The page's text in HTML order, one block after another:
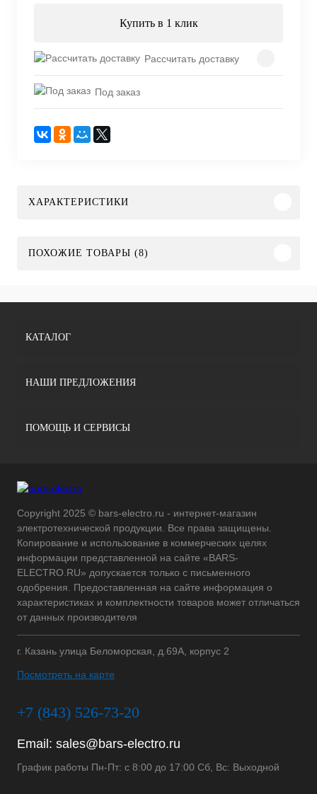
Купить в 1 клик
Рассчитать доставку
Под заказ
ХАРАКТЕРИСТИКИ
ПОХОЖИЕ ТОВАРЫ (8)
КАТАЛОГ
НАШИ ПРЕДЛОЖЕНИЯ
ПОМОЩЬ И СЕРВИСЫ
Copyright 2025 © bars-electro.ru - интернет-магазин
электротехнической продукции. Все права защищены.
Копирование и использование в коммерческих целях
информации представленной на сайте «BARS-
ELECTRO.RU» допускается только с письменного
одобрения. Предоставленная на сайте информация о
характеристиках и комплектности товаров может отличаться
от данных производителя
г. Казань улица Беломорская, д.69А, корпус 2
Посмотреть на карте
+7 (843) 526-73-20
Email: sales@bars-electro.ru
График работы Пн-Пт: с 8:00 до 17:00 Сб, Вс: Выходной